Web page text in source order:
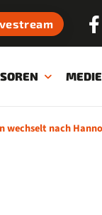
wechselt nach